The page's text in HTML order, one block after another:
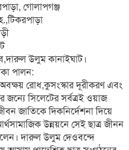
গোলাপগঞ্জ
উলুম কানাইঘাট।
পালন:
রোধ,কুসংস্কার দূরীকরণ এবং
সিলেটের সর্বত্রই ওয়াজ
জাতিকে দিকনির্দেশনা দিয়ে
উন্নয়নে সেই ছাত্র জীনন
দারুল উলুম দেওবন্দে